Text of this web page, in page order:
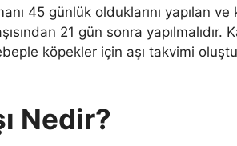
45 günlük olduklarını yapılan ve
21 gün sonra yapılmalıdır.
köpekler için aşı takvimi
Nedir?